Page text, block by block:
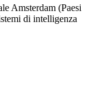
Amsterdam (Paesi
di intelligenza